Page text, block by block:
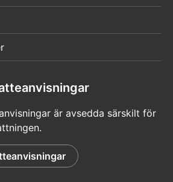
är avsedda särskilt för